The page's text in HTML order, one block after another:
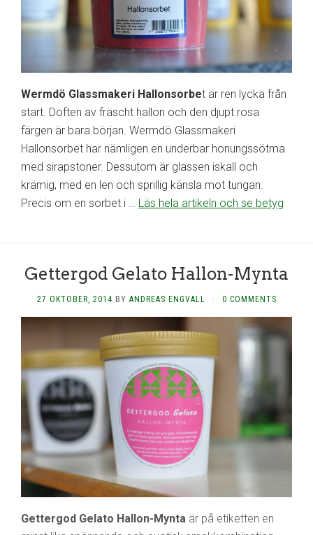
Wermdö Glassmakeri Hallonsorbet är ren lycka från
start. Doften av fräscht hallon och den djupt rosa
färgen är bara början. Wermdö Glassmakeri
Hallonsorbet har nämligen en underbar honungssötma
med sirapstoner. Dessutom är glassen iskall och
krämig, med en len och sprillig känsla mot tungan.
Precis om en sorbet i … Läs hela artikeln och se betyg
Gettergod Gelato Hallon-Mynta
27 OKTOBER, 2014 BY ANDREAS ENGVALL · 0 COMMENTS
Gettergod Gelato Hallon-Mynta är på etiketten en